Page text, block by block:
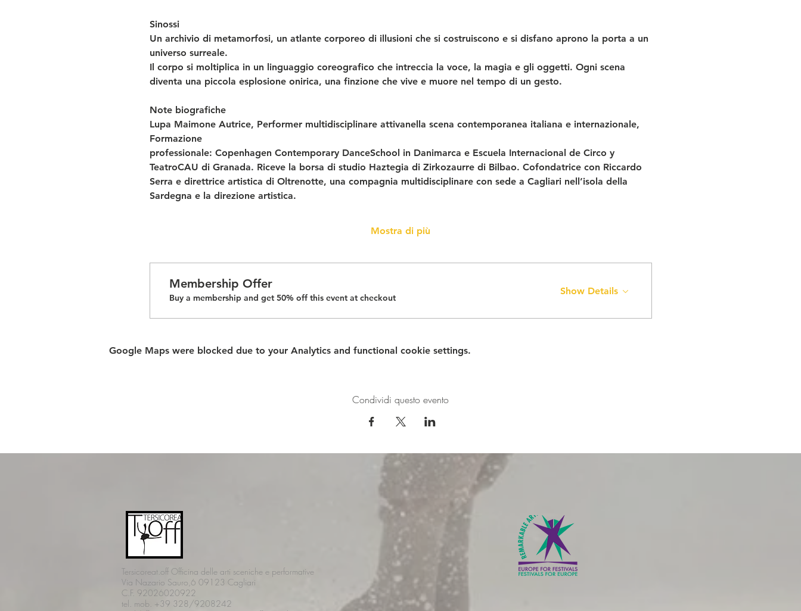
Sinossi
Un archivio di metamorfosi, un atlante corporeo di illusioni che si costruiscono e si disfano aprono la porta a un
universo surreale.
Il corpo si moltiplica in un linguaggio coreografico che intreccia la voce, la magia e gli oggetti. Ogni scena
diventa una piccola esplosione onirica, una finzione che vive e muore nel tempo di un gesto.
Note biografiche
Lupa Maimone Autrice, Performer multidisciplinare attivanella scena contemporanea italiana e internazionale,
Formazione
professionale: Copenhagen Contemporary DanceSchool in Danimarca e Escuela Internacional de Circo y
TeatroCAU di Granada. Riceve la borsa di studio Haztegia di Zirkozaurre di Bilbao. Cofondatrice con Riccardo
Serra e direttrice artistica di Oltrenotte, una compagnia multidisciplinare con sede a Cagliari nell’isola della
Sardegna e la direzione artistica.
Mostra di più
Membership Offer
Buy a membership and get 50% off this event at checkout
Show Details
Google Maps were blocked due to your Analytics and functional cookie settings.
Condividi questo evento
Tersicoreat.off Officina delle arti sceniche e performative
Via Nazario Sauro,6 09123 Cagliari
C.F. 92026020922
tel. mob. +39 328/9208242